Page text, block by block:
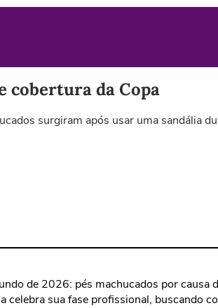
cobertura da Copa
surgiram após usar uma sandália
de 2026: pés machucados por causa
sua fase profissional, buscando